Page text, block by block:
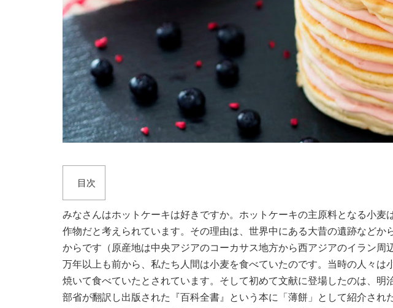
みなさんはホットケーキは好きですか。ホットケーキの主原料となる小麦
作物だと考えられています。その理由は、世界中にある大昔の遺跡などか
からです（原産地は中央アジアのコーカサス地方から西アジアのイラン周
万年以上も前から、私たち人間は小麦を食べていたのです。当時の人々は
焼いて食べていたとされています。そして初めて文献に登場したのは、明
部省が翻訳し出版された『百科全書』という本に「薄餅」として紹介され